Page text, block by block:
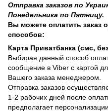
Отправка заказов по
Понедельника по Пятницу.
Вы можете оплатить заказ
способов:
Карта Приватбанка (смс,
Выбирая данный способ
сообщение в Viber с картой
Вашего заказа менеджером.
Отправка заказов
1-2 рабочих дней после
предполагает